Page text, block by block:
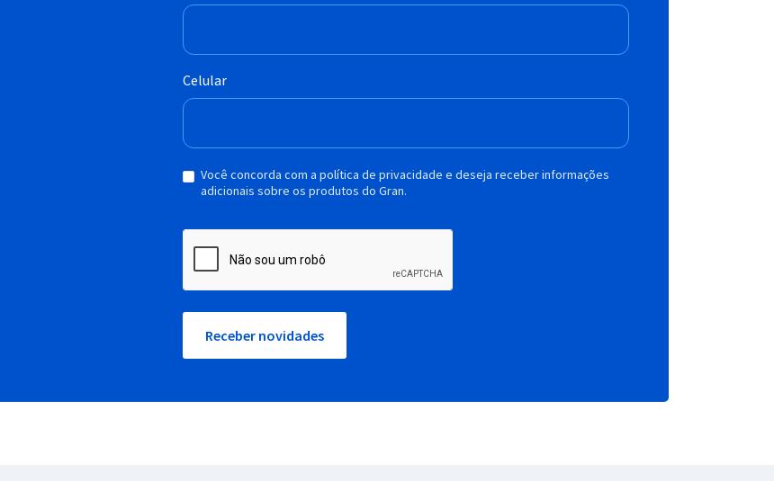
Celular
Você concorda com a política de privacidade e deseja receber informações
adicionais sobre os produtos do Gran.
Receber novidades